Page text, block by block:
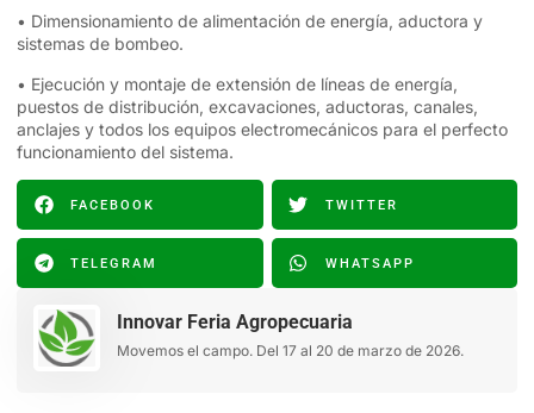
• Dimensionamiento de alimentación de energía, aductora y
sistemas de bombeo.
• Ejecución y montaje de extensión de líneas de energía,
puestos de distribución, excavaciones, aductoras, canales,
anclajes y todos los equipos electromecánicos para el perfecto
funcionamiento del sistema.
FACEBOOK TWITTER
TELEGRAM WHATSAPP
Innovar Feria Agropecuaria
Movemos el campo. Del 17 al 20 de marzo de 2026.